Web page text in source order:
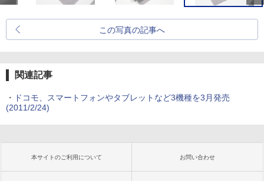
この写真の記事へ
関連記事
・
ドコモ、スマートフォンやタブレットなど3機種を3月発売
(2011/2/24)
本サイトのご利用について お問い合わせ